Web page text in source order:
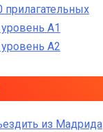
прилагательных
A1
уровень A2
из Мадрида